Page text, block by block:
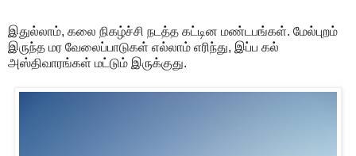
இதுல்லாம், கலை நிகழ்ச்சி நடத்த கட்டின மண்டபங்கள். மேல்புறம்
இருந்த மர வேலைப்பாடுகள் எல்லாம் எரிந்து, இப்ப கல்
அஸ்திவாரங்கள் மட்டும் இருக்குது.